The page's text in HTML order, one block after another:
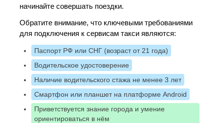
начинайте совершать поездки.
Обратите внимание, что ключевыми требованиями
для подключения к сервисам такси являются:
Паспорт РФ или СНГ (возраст от 21 года)
Водительское удостоверение
Наличие водительского стажа не менее 3 лет
Смартфон или планшет на платформе Android
Приветствуется знание города и умение
ориентироваться в нём